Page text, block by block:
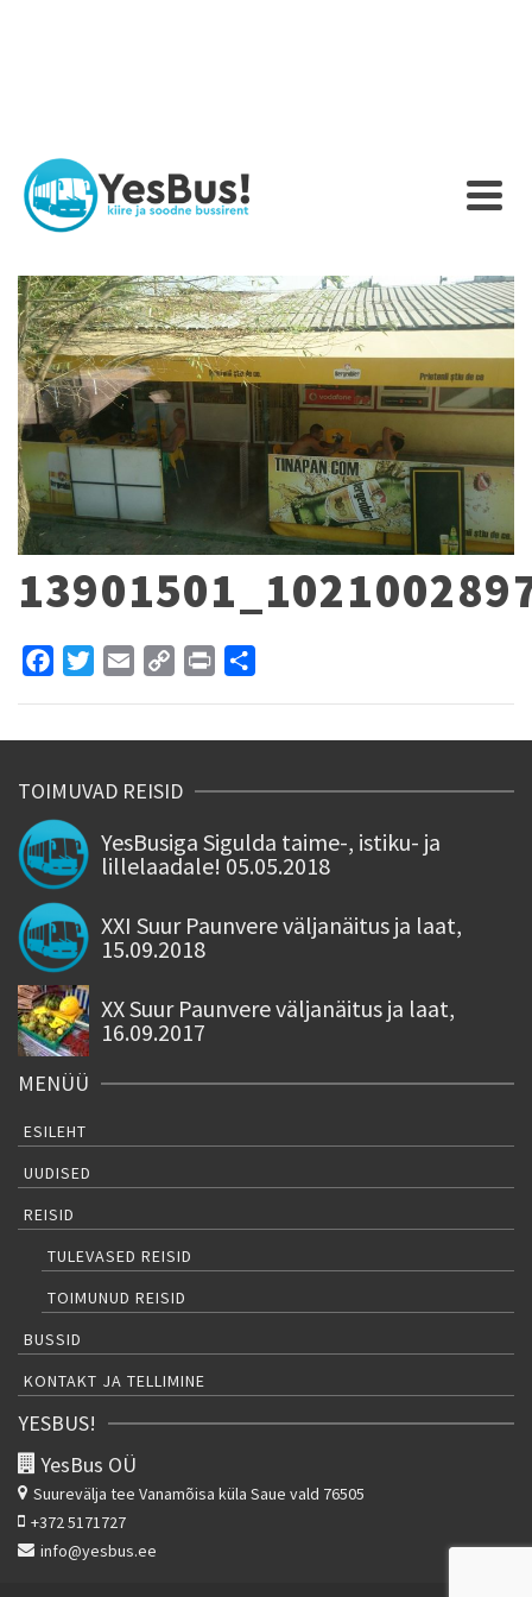
FacebookTwitterEmail
Copy
Print
TOIMUVAD REISID
YesBusiga Sigulda taime-, istiku- ja
lillelaadale! 05.05.2018
XXI Suur Paunvere väljanäitus ja laat,
15.09.2018
XX Suur Paunvere väljanäitus ja laat,
16.09.2017
MENÜÜ
ESILEHT
UUDISED
REISID
TULEVASED REISID
TOIMUNUD REISID
BUSSID
KONTAKT JA TELLIMINE
YESBUS!
YesBus OÜ
Suurevälja tee Vanamõisa küla Saue vald 76505
+372 5171727
info@yesbus.ee